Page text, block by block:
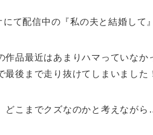
て配信中の『私の夫と結婚して
作品最近はあまりハマっていな
最後まで走り抜けてしまいました
どこまでクズなのかと考えなが